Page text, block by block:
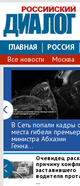
ГЛАВНАЯ РОССИЯ
Все новости Москва
В Сеть попали кадры с
места гибели
министра Абхазии
Генна...
Очевидец
причину
заставившего
водителя
...